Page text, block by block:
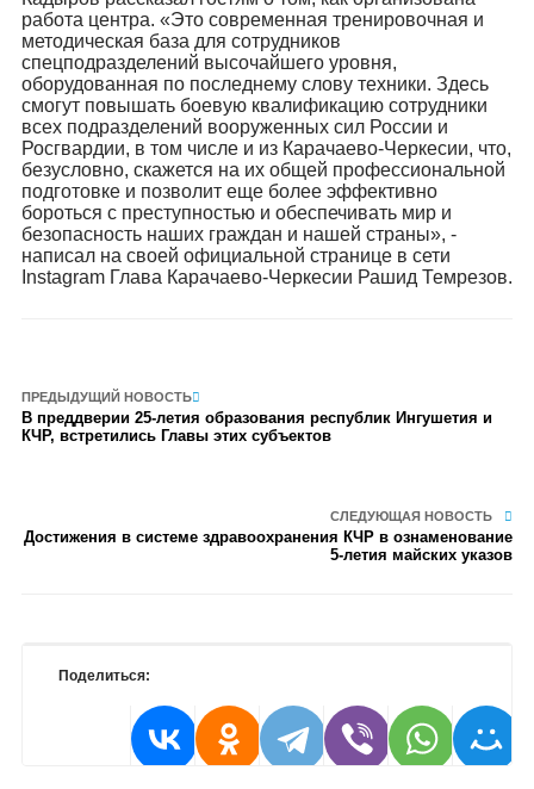
работа центра. «Это современная тренировочная и
методическая база для сотрудников
спецподразделений высочайшего уровня,
оборудованная по последнему слову техники. Здесь
смогут повышать боевую квалификацию сотрудники
всех подразделений вооруженных сил России и
Росгвардии, в том числе и из Карачаево-Черкесии, что,
безусловно, скажется на их общей профессиональной
подготовке и позволит еще более эффективно
бороться с преступностью и обеспечивать мир и
безопасность наших граждан и нашей страны», -
написал на своей официальной странице в сети
Instagram Глава Карачаево-Черкесии Рашид Темрезов.
ПРЕДЫДУЩИЙ НОВОСТЬ
В преддверии 25-летия образования республик Ингушетия и
КЧР, встретились Главы этих субъектов
СЛЕДУЮЩАЯ НОВОСТЬ
Достижения в системе здравоохранения КЧР в ознаменование
5-летия майских указов
Поделиться: